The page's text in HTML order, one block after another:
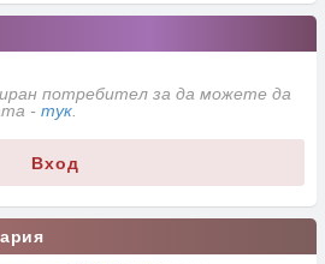
потребител за да можете да
- тук
Вход